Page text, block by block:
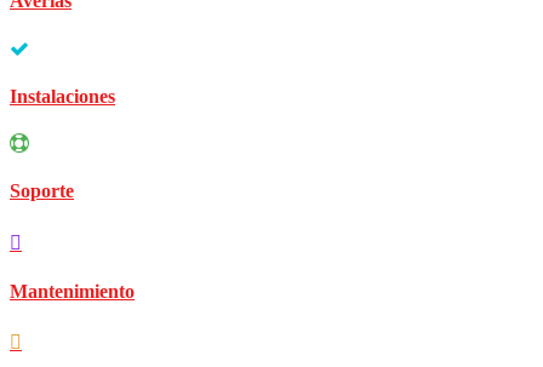
Instalaciones
Soporte
Mantenimiento